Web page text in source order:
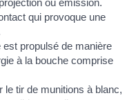
qui provoque une
propulsé de manière
à la bouche comprise
tir de munitions à blanc,